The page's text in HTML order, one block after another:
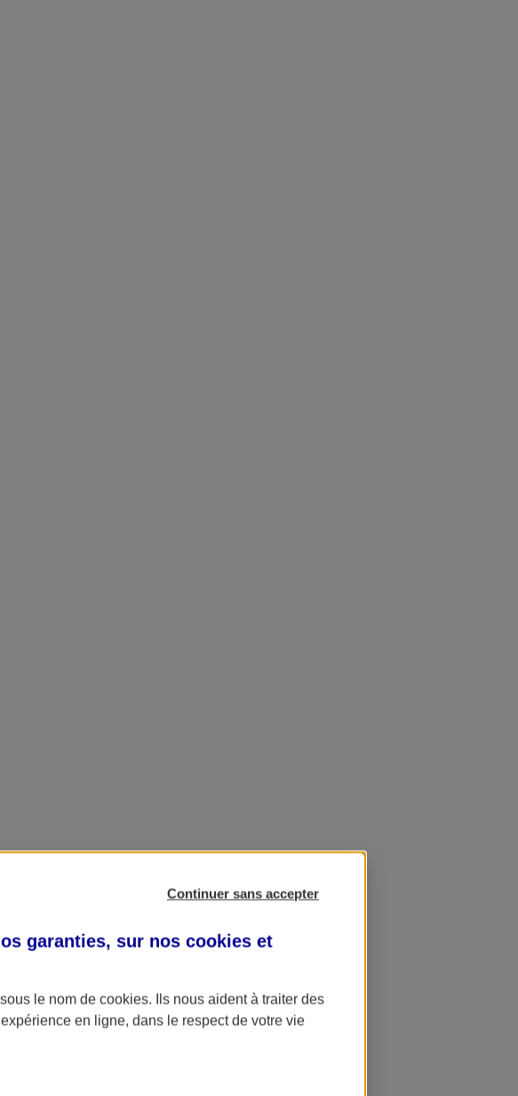
Continuer sans accepter
garanties, sur nos cookies et
le nom de cookies. Ils nous aident à traiter des
en ligne, dans le respect de votre vie